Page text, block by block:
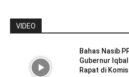
VIDEO
Bahas Nasib
Gubernur
Rapat di Komisi